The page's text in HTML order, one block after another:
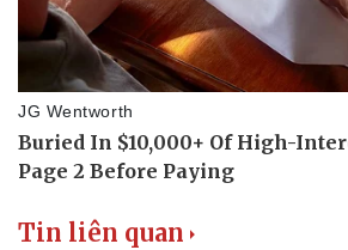
Tin liên quan